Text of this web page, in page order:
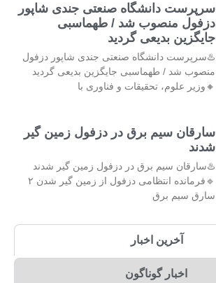
سرپرست دانشگاه صنعتی جندی شاپور
دزفول منصوب شد / طهماسبی
جایگزین بدیعی گردید
♨️سرپرست دانشگاه صنعتی جندی شاپور دزفول
منصوب شد / طهماسبی جایگزین بدیعی گردید
🔸وزیر علوم، تحقیقات و فناوری با
سارقان سیم برق در دزفول زمین گیر
شدند
♨️سارقان سیم برق در دزفول زمین گیر شدند
🔹فرمانده انتظامی دزفول از زمین گیر شدن ۲
سارق سیم برق
آخرین اخبار
اخبار گوناگون